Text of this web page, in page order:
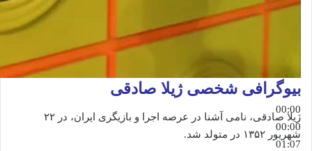
00:00
00:00
01:07
بیوگرافی شخصی ژیلا صادقی
ژیلا صادقی، نامی آشنا در عرصه اجرا و بازیگری ایران، در ۲۲
شهریور ۱۳۵۲ در متولد شد.